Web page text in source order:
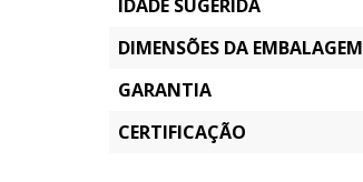
IDADE SUGERIDA
DIMENSÕES DA EMBALAGEM
GARANTIA
CERTIFICAÇÃO